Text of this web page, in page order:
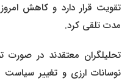
تقویت قرار دارد و کاهش امروز
مدت تلقی کرد.
تحلیلگران معتقدند در صورت
نوسانات ارزی و تغییر سیاست